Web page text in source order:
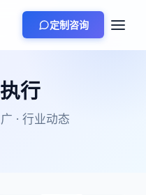
定制咨询
行
· 行业动态